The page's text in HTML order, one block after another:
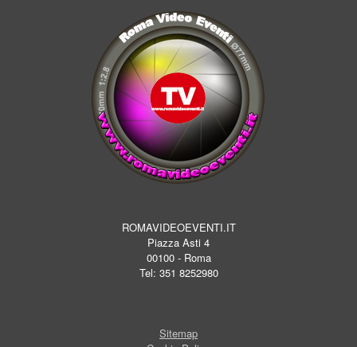
ROMAVIDEOEVENTI.IT
Piazza Asti 4
00100 - Roma
Tel: 351 8252980
Sitemap